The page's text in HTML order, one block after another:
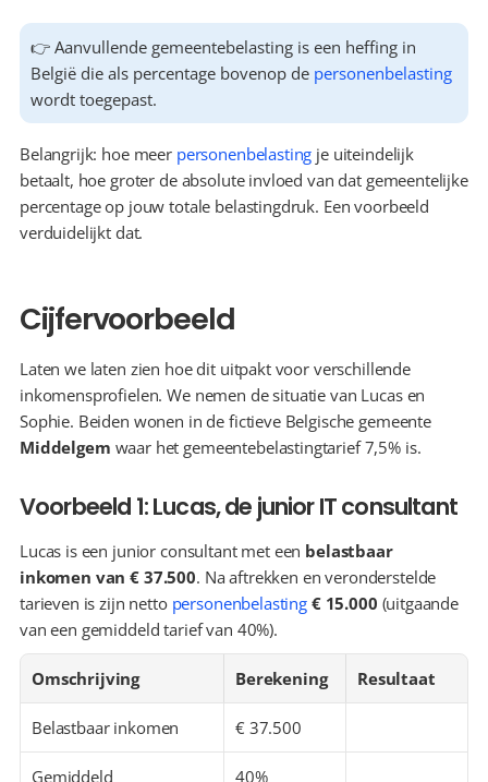
👉 Aanvullende gemeentebelasting is een heffing in
België die als percentage bovenop de personenbelasting
wordt toegepast.
Belangrijk: hoe meer personenbelasting je uiteindelijk
betaalt, hoe groter de absolute invloed van dat gemeentelijke
percentage op jouw totale belastingdruk. Een voorbeeld
verduidelijkt dat.
Cijfervoorbeeld
Laten we laten zien hoe dit uitpakt voor verschillende
inkomensprofielen. We nemen de situatie van Lucas en
Sophie. Beiden wonen in de fictieve Belgische gemeente
Middelgem waar het gemeentebelastingtarief 7,5% is.
Voorbeeld 1: Lucas, de junior IT consultant
Lucas is een junior consultant met een belastbaar
inkomen van € 37.500. Na aftrekken en veronderstelde
tarieven is zijn netto personenbelasting € 15.000 (uitgaande
van een gemiddeld tarief van 40%).
Omschrijving Berekening Resultaat
Belastbaar inkomen € 37.500
Gemiddeld 40%